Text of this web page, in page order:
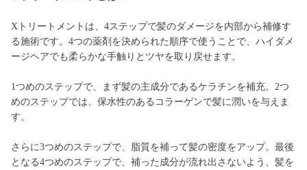
Xトリートメントは、4ステップで髪のダメージを内部から補修す
る施術です。4つの薬剤を決められた順序で使うことで、ハイダメ
ージヘアでも柔らかな手触りとツヤを取り戻せます。
1つめのステップで、まず髪の主成分であるケラチンを補充。2つ
めのステップでは、保水性のあるコラーゲンで髪に潤いを与えま
す。
さらに3つめのステップで、脂質を補って髪の密度をアップ。最後
となる4つめのステップで、補った成分が流れ出さないよう、髪を